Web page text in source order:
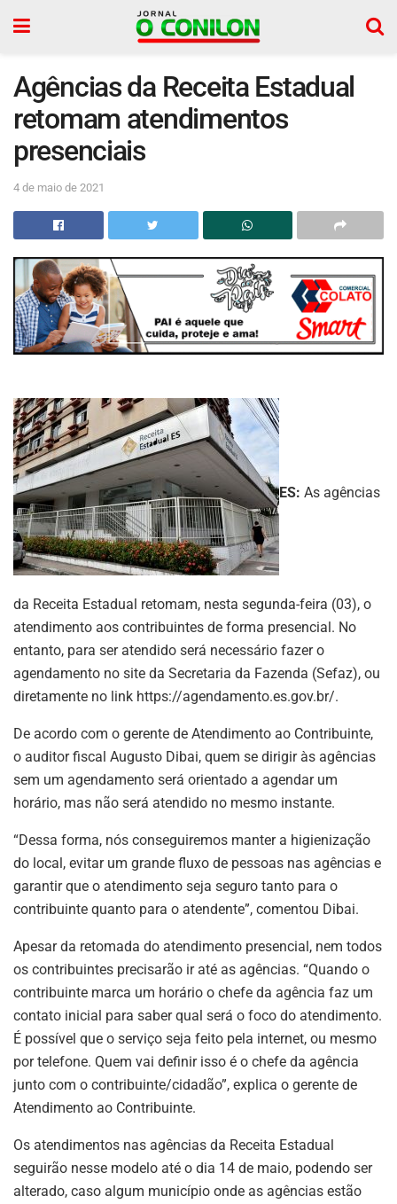
Agências da Receita Estadual
retomam atendimentos
presenciais
4 de maio de 2021
ES: As agências
da Receita Estadual retomam, nesta segunda-feira (03), o
atendimento aos contribuintes de forma presencial. No
entanto, para ser atendido será necessário fazer o
agendamento no site da Secretaria da Fazenda (Sefaz), ou
diretamente no link https://agendamento.es.gov.br/.
De acordo com o gerente de Atendimento ao Contribuinte,
o auditor fiscal Augusto Dibai, quem se dirigir às agências
sem um agendamento será orientado a agendar um
horário, mas não será atendido no mesmo instante.
“Dessa forma, nós conseguiremos manter a higienização
do local, evitar um grande fluxo de pessoas nas agências e
garantir que o atendimento seja seguro tanto para o
contribuinte quanto para o atendente”, comentou Dibai.
Apesar da retomada do atendimento presencial, nem todos
os contribuintes precisarão ir até as agências. “Quando o
contribuinte marca um horário o chefe da agência faz um
contato inicial para saber qual será o foco do atendimento.
É possível que o serviço seja feito pela internet, ou mesmo
por telefone. Quem vai definir isso é o chefe da agência
junto com o contribuinte/cidadão”, explica o gerente de
Atendimento ao Contribuinte.
Os atendimentos nas agências da Receita Estadual
seguirão nesse modelo até o dia 14 de maio, podendo ser
alterado, caso algum município onde as agências estão